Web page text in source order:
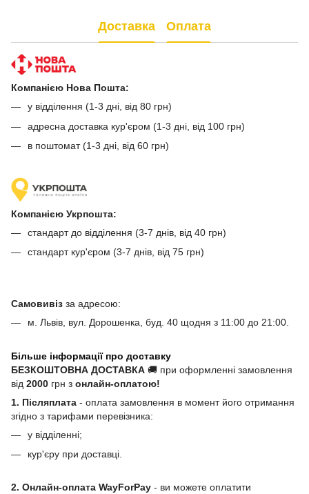
Доставка Оплата
Компанією Нова Пошта:
у відділення (1-3 дні, від 80 грн)
адресна доставка кур'єром (1-3 дні, від 100 грн)
в поштомат (1-3 дні, від 60 грн)
Компанією Укрпошта:
стандарт до відділення (3-7 днів, від 40 грн)
стандарт кур'єром (3-7 днів, від 75 грн)
Самовивіз за адресою:
м. Львів, вул. Дорошенка, буд. 40 щодня з 11:00 до 21:00.
Більше інформації про доставку
БЕЗКОШТОВНА ДОСТАВКА 🚚 при оформленні замовлення
від 2000 грн з онлайн-оплатою!
1. Післяплата - оплата замовлення в момент його отримання
згідно з тарифами перевізника:
у відділенні;
кур'єру при доставці.
2. Онлайн-оплата WayForPay - ви можете оплатити